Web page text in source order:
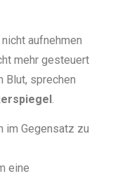
aufnehmen
mehr gesteuert
Blut, sprechen
im Gegensatz zu
eine